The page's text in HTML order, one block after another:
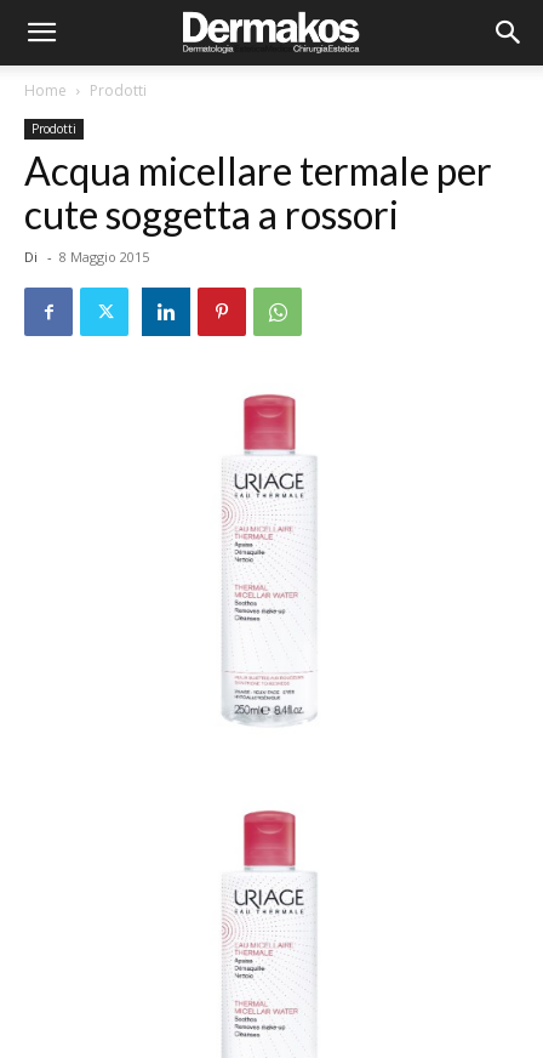
Home Prodotti
Prodotti
Acqua micellare termale per
cute soggetta a rossori
Di - 8 Maggio 2015